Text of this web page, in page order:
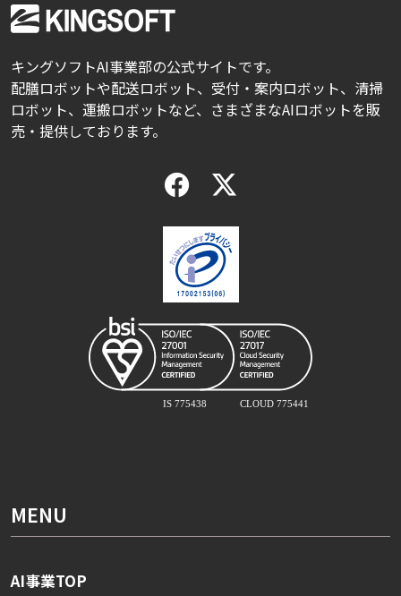
キングソフトAI事業部の公式サイトです。
配膳ロボットや配送ロボット、受付・案内ロボット、清掃
ロボット、運搬ロボットなど、さまざまなAIロボットを販
売・提供しております。
MENU
AI事業TOP